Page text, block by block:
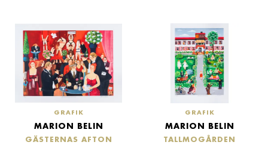
GRAFIK
MARION BELIN
GÄSTERNAS AFTON
GRAFIK
MARION BELIN
TALLMOGÅRDEN